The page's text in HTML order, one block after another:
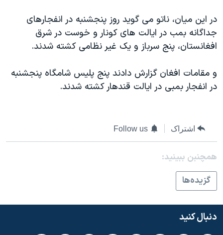
در این میان، ناتو می گوید روز پنجشنبه در انفجارهای
جداگانه بمب در ایالت های کونار و خوست در شرق
افغانستان، پنج سرباز و یک غیر نظامی کشته شدند.
و مقامات افغان گزارش دادند پنج پلیس شامگاه پنجشنبه
در انفجار بمبی در ایالت قندهار کشته شدند.
اشتراک Follow us
همچنبن ببینید:
گزيده‌ها
دنبال کنید